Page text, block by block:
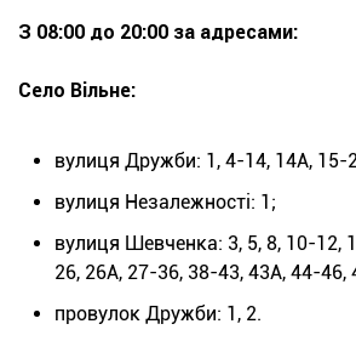
З 08:00 до 20:00 за адресами:
Село Вільне:
вулиця Дружби: 1, 4-14, 14А, 15-
вулиця Незалежності: 1;
вулиця Шевченка: 3, 5, 8, 10-12,
26, 26А, 27-36, 38-43, 43А, 44-46,
провулок Дружби: 1, 2.